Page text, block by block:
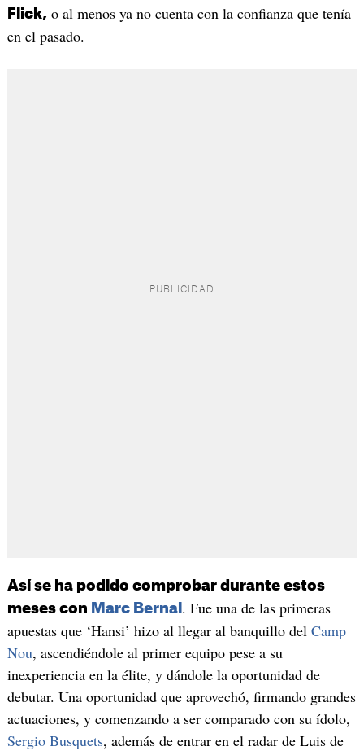
Flick, o al menos ya no cuenta con la confianza que tenía
en el pasado.
Así se ha podido comprobar durante estos
meses con Marc Bernal . Fue una de las primeras
apuestas que ‘Hansi’ hizo al llegar al banquillo del Camp
Nou, ascendiéndole al primer equipo pese a su
inexperiencia en la élite, y dándole la oportunidad de
debutar. Una oportunidad que aprovechó, firmando grandes
actuaciones, y comenzando a ser comparado con su ídolo,
Sergio Busquets, además de entrar en el radar de Luis de